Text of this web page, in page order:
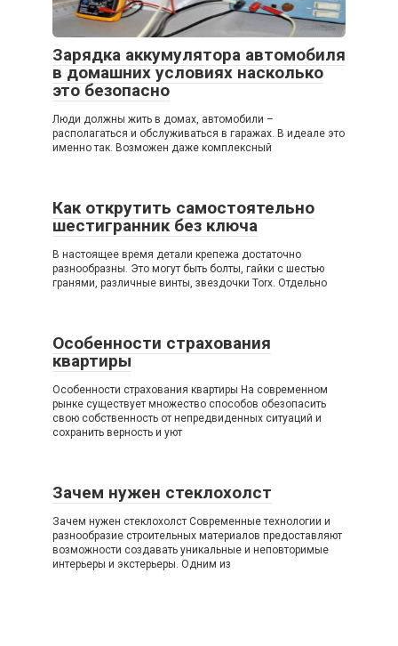
Зарядка аккумулятора автомобиля
в домашних условиях насколько
это безопасно
Люди должны жить в домах, автомобили –
располагаться и обслуживаться в гаражах. В идеале это
именно так. Возможен даже комплексный
Как открутить самостоятельно
шестигранник без ключа
В настоящее время детали крепежа достаточно
разнообразны. Это могут быть болты, гайки с шестью
гранями, различные винты, звездочки Torx. Отдельно
Особенности страхования
квартиры
Особенности страхования квартиры На современном
рынке существует множество способов обезопасить
свою собственность от непредвиденных ситуаций и
сохранить верность и уют
Зачем нужен стеклохолст
Зачем нужен стеклохолст Современные технологии и
разнообразие строительных материалов предоставляют
возможности создавать уникальные и неповторимые
интерьеры и экстерьеры. Одним из